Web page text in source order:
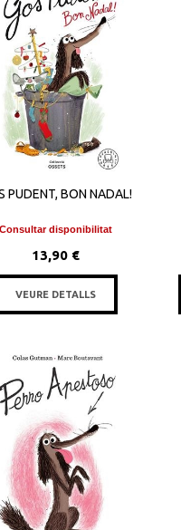
PUDENT, BON NADAL!
Consultar disponibilitat
13,90 €
VEURE DETALLS